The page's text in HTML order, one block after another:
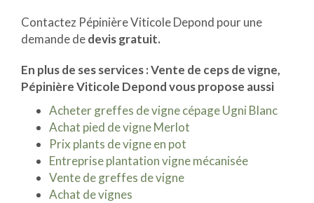
Contactez Pépinière Viticole Depond pour une
demande dedevis gratuit.
En plus de ses services :Vente de ceps de vigne,
Pépinière Viticole Depond vous propose aussi
Acheter greffes de vigne cépage Ugni Blanc
Achat pied de vigne Merlot
Prix plants de vigne en pot
Entreprise plantation vigne mécanisée
Vente de greffes de vigne
Achat de vignes